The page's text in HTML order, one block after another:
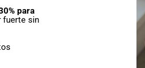
para
fuerte sin